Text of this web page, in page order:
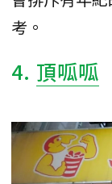
考。
4. 頂呱呱